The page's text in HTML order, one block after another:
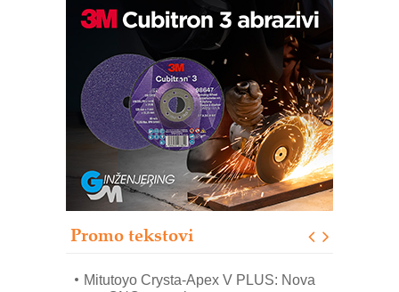
Promo tekstovi
Automatizacija pakovanja · Display
(Shelf-Ready) omotnice
Potpuna efikasnost bez složenih
sistema
Trajna oznaka kao dugoročna korist
Bezbednost na prvom mestu!
IB BLUMENAUER - više od 40 godina
poverenja u industriji
Art Utopia Studio – vizuelne priče
Mitutoyo Crysta-Apex V PLUS: Nova